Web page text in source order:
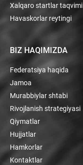
Xalqaro startlar taqvimi
Havaskorlar reytingi
BIZ HAQIMIZDA
Federatsiya haqida
Jamoa
Murabbiylar shtabi
Rivojlanish strategiyasi
Qiymatlar
Hujjatlar
Hamkorlar
Kontaktlar